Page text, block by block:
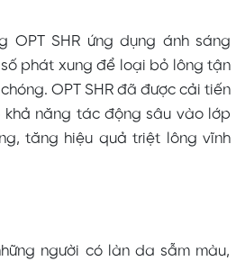
OPT SHR ứng dụng ánh sáng
phát xung để loại bỏ lông tận
OPT SHR đã được cải tiến
khả năng tác động sâu vào lớp
tăng hiệu quả triệt lông vĩnh
người có làn da sẫm màu,